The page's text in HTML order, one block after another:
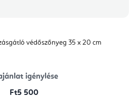
védőszőnyeg 35 x 20 cm
igénylése
Ft5 500